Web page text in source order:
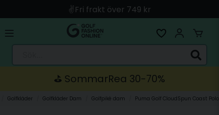
✌️Fri frakt över 749 kr
🚀 Snabb leverans med Instabox & PostNord
🛍️ Betala med Swish, Apple Pay, Kort & Faktura
🚚 Skickas direkt från lagret i Linköping
⛳️ SommarRea 30-70%
Golfkläder Golfkläder Dam Golfpiké dam Puma Golf CloudSpun Coast